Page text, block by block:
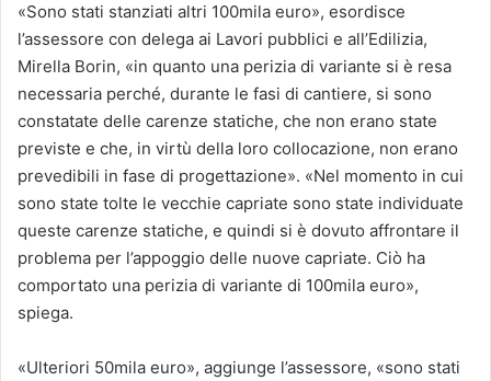
«Sono stati stanziati altri 100mila euro», esordisce
l’assessore con delega ai Lavori pubblici e all’Edilizia,
Mirella Borin, «in quanto una perizia di variante si è resa
necessaria perché, durante le fasi di cantiere, si sono
constatate delle carenze statiche, che non erano state
previste e che, in virtù della loro collocazione, non erano
prevedibili in fase di progettazione». «Nel momento in cui
sono state tolte le vecchie capriate sono state individuate
queste carenze statiche, e quindi si è dovuto affrontare il
problema per l’appoggio delle nuove capriate. Ciò ha
comportato una perizia di variante di 100mila euro»,
spiega.
«Ulteriori 50mila euro», aggiunge l’assessore, «sono stati